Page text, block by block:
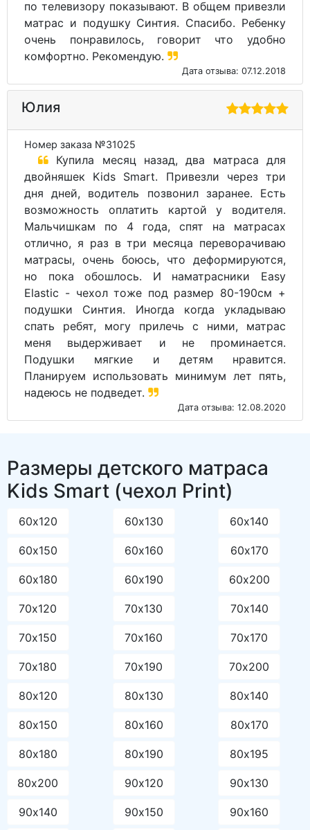
по телевизору показывают. В общем привезли
матрас и подушку Синтия. Спасибо. Ребенку
очень понравилось, говорит что удобно
комфортно. Рекомендую.
Дата отзыва: 07.12.2018
Юлия
Номер заказа №31025
Купила месяц назад, два матраса для
двойняшек Kids Smart. Привезли через три
дня дней, водитель позвонил заранее. Есть
возможность оплатить картой у водителя.
Мальчишкам по 4 года, спят на матрасах
отлично, я раз в три месяца переворачиваю
матрасы, очень боюсь, что деформируются,
но пока обошлось. И наматрасники Easy
Elastic - чехол тоже под размер 80-190см +
подушки Синтия. Иногда когда укладываю
спать ребят, могу прилечь с ними, матрас
меня выдерживает и не проминается.
Подушки мягкие и детям нравится.
Планируем использовать минимум лет пять,
надеюсь не подведет.
Дата отзыва: 12.08.2020
Размеры детского матраса
Kids Smart (чехол Print)
60х120 60х130 60х140
60х150 60х160 60х170
60х180 60х190 60х200
70х120 70х130 70х140
70х150 70х160 70х170
70х180 70х190 70х200
80х120 80х130 80х140
80х150 80х160 80х170
80х180 80х190 80х195
80х200 90х120 90х130
90х140 90х150 90х160